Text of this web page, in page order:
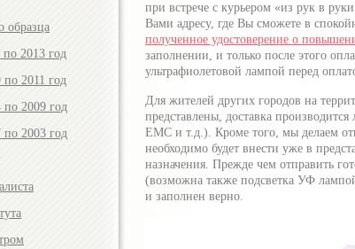
при встрече с курьером «из рук в
Вами адресу, где Вы сможете в
полученное удостоверение о
заполнении, и только после этого
ультрафиолетовой лампой перед
Для жителей других городов на
представлены, доставка
ЕМС и т.д.). Кроме того, мы делаем
необходимо будет внести уже в
назначения. Прежде чем отправить
(возможна также подсветка УФ
и заполнен верно.
образца
2013 год
2011 год
2009 год
2003 год